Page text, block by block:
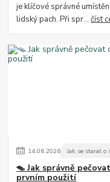
je klíčové správné
lidský pach. Při spr...číst
14.06.2026 Jak se starat o
🪤 Jak správně
prvním použití